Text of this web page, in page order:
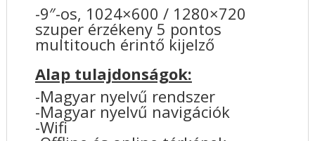
-9″-os, 1024×600 / 1280×720
szuper érzékeny 5 pontos
multitouch érintő kijelző
Alap tulajdonságok:
-Magyar nyelvű rendszer
-Magyar nyelvű navigációk
-Wifi